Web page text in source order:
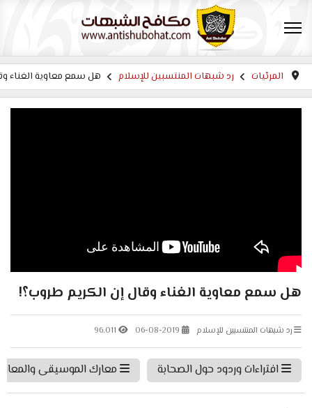
المرئيات رد شبهات المنتسبين للإسلام هل سمع معاوية الغناء
هل سمع معاوية الغناء وقال إن الكريم طروب؟!
رد شبهات المنتسبين للإسلام 06-08-2019
96.011
افتراءات وردود حول الصحابة معارك الموسيقى